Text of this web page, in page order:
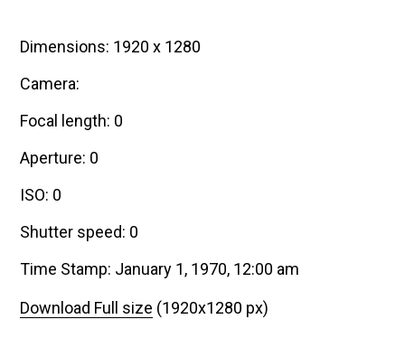
Dimensions: 1920 x 1280
Camera:
Focal length: 0
Aperture: 0
ISO: 0
Shutter speed: 0
Time Stamp: January 1, 1970, 12:00 am
Download Full size (1920x1280 px)